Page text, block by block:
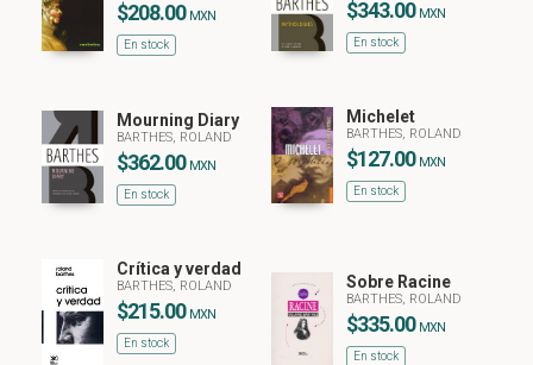
$208.00 MXN
En stock
$343.00 MXN
En stock
Mourning Diary
BARTHES, ROLAND
$362.00 MXN
En stock
Michelet
BARTHES, ROLAND
$127.00 MXN
En stock
Crítica y verdad
BARTHES, ROLAND
$215.00 MXN
En stock
Sobre Racine
BARTHES, ROLAND
$335.00 MXN
En stock